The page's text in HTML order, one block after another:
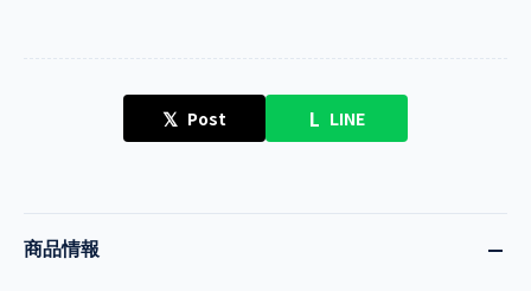
𝕏 Post L LINE
商品情報